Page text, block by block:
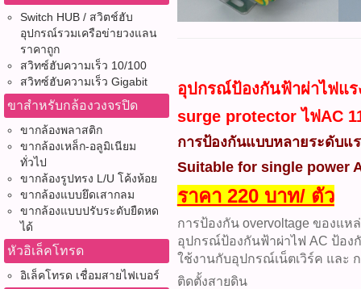
Switch HUB / สวิตช์ฮับ
อุปกรณ์รวมเครือข่ายวงแลน
ราคาถูก
สวิทซ์ฮับความเร็ว 10/100
สวิทซ์ฮับความเร็ว Gigabit
ขาสำหรับกล้องวงจรปิด
ขากล้องพลาสติก
ขากล้องเหล็ก-อลูมิเนียม
ทั่วไป
ขากล้องรูปทรง L/U โค้งห้อย
ขากล้องแบบยึดเสากลม
ขากล้องแบบปรับระดับยืดหด
ได้
หัวอิเล็คโทรด
อิเล็คโทรด เชื่อมสายไฟเบอร์
อุปกรณ์ป้องกันฟ้าผ่าไฟแร
surge protector ไฟAC
การป้องกันแบบหลายระดับแ
Suitable for single power
ราคา 220 บาท/ ตัว
การป้องกัน overvoltage ของแห
อุปกรณ์ป้องกันฟ้าผ่าไฟ AC ป้อง
ใช้งานกับอุปกรณ์เน็ตเวิร์ค และ
ติดตั้งสายดิน